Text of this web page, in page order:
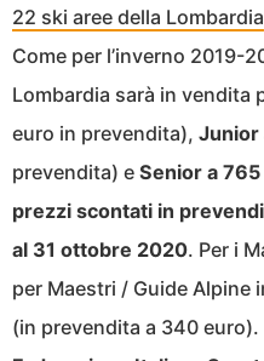
22 ski aree della Lombardia
Come per l’inverno 2019-
Lombardia sarà in vendita
euro in prevendita), Junior
prevendita) e Senior a
prezzi scontati in
al 31 ottobre 2020. Per i
per Maestri / Guide Alpine
(in prevendita a 340